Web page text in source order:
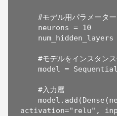
    #モデル用パラメーターをセット
    #モデルをインスタンス化
    model = Sequential()
    #入力層
    model.add(Dense(neurons,
activation="relu",